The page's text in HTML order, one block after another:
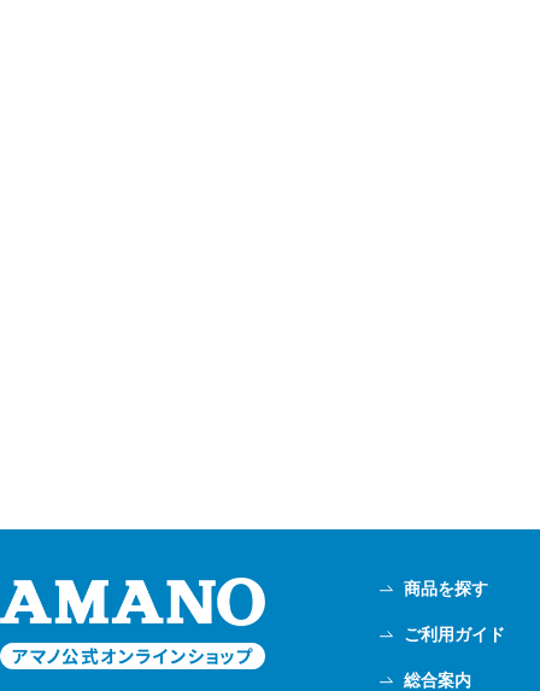
商品を探す
ご利用ガイド
総合案内